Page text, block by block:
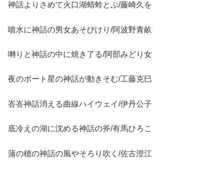
神話よりさめて火口湖蜻蛉とぶ/藤崎久を
噴水に神話の男女あそびけり/阿波野青畝
囀りと神話の中に焼き了る/阿部みどり女
夜のボート星の神話が動きそむ/工藤克巳
峇峇神話消える曲線ハイウェイ/伊丹公子
底冷えの湖に沈める神話の斧/有馬ひろこ
蒲の穂の神話の風やそろり吹く/佐古澄江